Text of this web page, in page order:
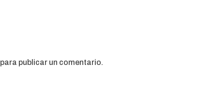
para publicar un comentario.